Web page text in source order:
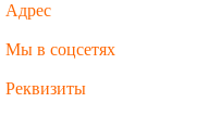
Адрес
Мы в соцсетях
Реквизиты